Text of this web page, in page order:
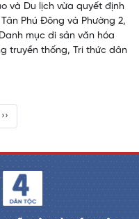
và Du lịch vừa quyết định
Phú Đông và Phường 2,
mục di sản văn hóa
truyền thống, Tri thức dân
››